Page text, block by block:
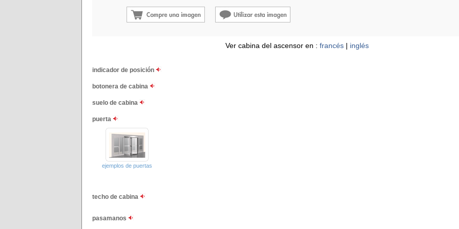
Ver cabina del ascensor en : francés | inglés
indicador de posición
botonera de cabina
suelo de cabina
puerta
ejemplos de puertas
techo de cabina
pasamanos